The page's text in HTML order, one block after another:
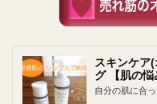
スキンケア
グ 【肌の悩
自分の肌に合